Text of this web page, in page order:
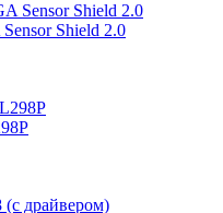
Shield 2.0